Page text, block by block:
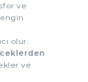
ve
olur.
ve